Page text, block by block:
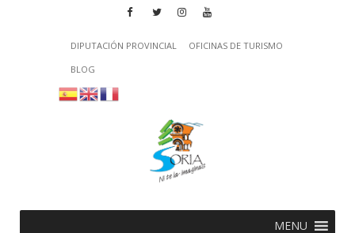
DIPUTACIÓN PROVINCIAL
OFICINAS DE TURISMO
BLOG
MENU